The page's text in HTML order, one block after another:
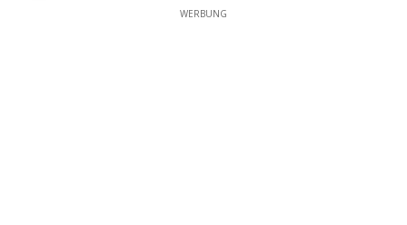
WERBUNG